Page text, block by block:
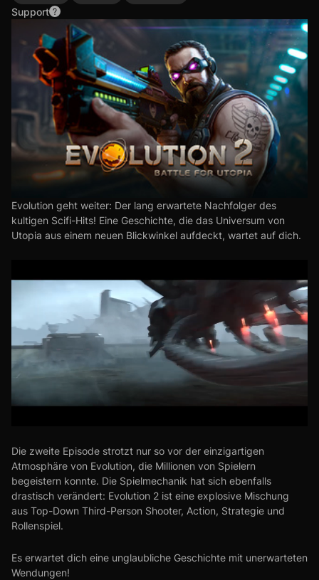
Support
Evolution geht weiter: Der lang erwartete Nachfolger des
kultigen Scifi-Hits! Eine Geschichte, die das Universum von
Utopia aus einem neuen Blickwinkel aufdeckt, wartet auf dich.
Die zweite Episode strotzt nur so vor der einzigartigen
Atmosphäre von Evolution, die Millionen von Spielern
begeistern konnte. Die Spielmechanik hat sich ebenfalls
drastisch verändert: Evolution 2 ist eine explosive Mischung
aus Top-Down Third-Person Shooter, Action, Strategie und
Rollenspiel.
Es erwartet dich eine unglaubliche Geschichte mit unerwarteten
Wendungen!